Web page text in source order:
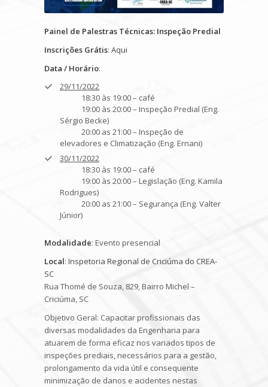
Painel de Palestras Técnicas: Inspeção Predial
Inscrições Grátis: Aqui
Data / Horário:
29/11/2022
18:30 às 19:00 – café
19:00 às 20:00 – Inspeção Predial (Eng.
Sérgio Becke)
20:00 as 21:00 – Inspeção de
elevadores e Climatização (Eng. Ernani)
30/11/2022
18:30 às 19:00 – café
19:00 às 20:00 – Legislação (Eng. Kamila
Rodrigues)
20:00 as 21:00 – Segurança (Eng. Valter
Júnior)
Modalidade: Evento presencial
Local: Inspetoria Regional de Criciúma do CREA-
SC
Rua Thomé de Souza, 829, Bairro Michel –
Criciúma, SC
Objetivo Geral: Capacitar profissionais das
diversas modalidades da Engenharia para
atuarem de forma eficaz nos variados tipos de
inspeções prediais, necessários para a gestão,
prolongamento da vida útil e consequente
minimização de danos e acidentes nestas